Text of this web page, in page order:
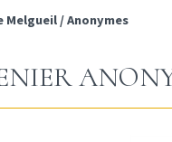
Melgueil /Anonymes